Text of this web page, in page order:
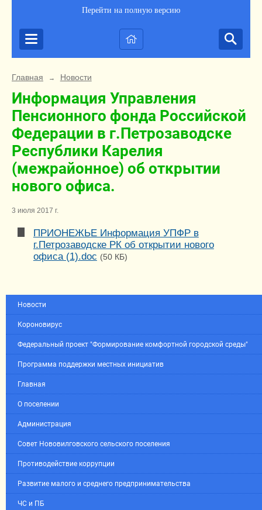
Перейти на полную версию
Главная → Новости
Информация Управления
Пенсионного фонда Российской
Федерации в г.Петрозаводске
Республики Карелия
(межрайонное) об открытии
нового офиса.
3 июля 2017 г.
ПРИОНЕЖЬЕ Информация УПФР в
г.Петрозаводске РК об открытии нового
офиса (1).doc (50 КБ)
Новости
Короновирус
Федеральный проект "Формирование комфортной городской среды"
Программа поддержки местных инициатив
Главная
О поселении
Администрация
Совет Нововилговского сельского поселения
Противодействие коррупции
Развитие малого и среднего предпринимательства
ЧС и ПБ